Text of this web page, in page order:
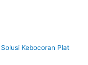
Kebocoran Plat